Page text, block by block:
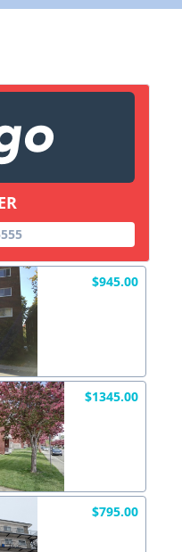
$945.00
$1345.00
$795.00
dans courriel)
Envoyez